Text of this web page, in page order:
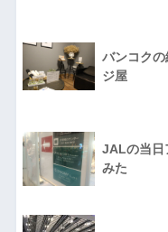
バンコク
ジ屋
JALの当日
みた